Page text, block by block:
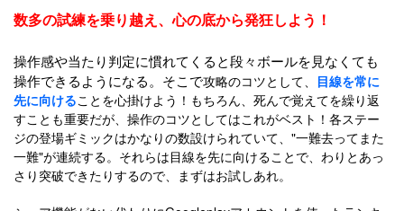
数多の試練を乗り越え、心の底から発狂しよう！
操作感や当たり判定に慣れてくると段々ボールを見なくても
操作できるようになる。そこで攻略のコツとして、 目線を常に
先に向けることを心掛けよう！もちろん、死んで覚えてを繰り返
すことも重要だが、操作のコツとしてはこれがベスト！各ステー
ジの登場ギミックはかなりの数設けられていて、"一難去ってまた
一難"が連続する。それらは目線を先に向けることで、わりとあっ
さり突破できたりするので、まずはお試しあれ。